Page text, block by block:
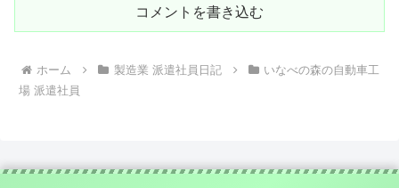
コメントを書き込む
ホーム 製造業 派遣社員日記
いなべの森の自動車工
場 派遣社員